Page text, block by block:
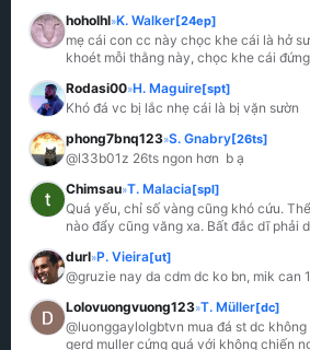
hoholhl»K. Walker[24ep]
mẹ cái con cc này chọc khe cái là hở
khoét mỗi thằng này, chọc khe cái
Rodasi00»H. Maguire[spt]
Khó đá vc bị lắc nhẹ cái là bị vặn sườn
phong7bnq123»S. Gnabry[26ts]
@l33b01z 26ts ngon hơn  b ạ
Chimsau»T. Malacia[spl]
Quá yếu, chỉ số vàng cũng khó cứu.
nào đẩy cũng văng xa. Bất đắc dĩ phải
durl»P. Vieira[ut]
@gruzie nay da cdm dc ko bn, mik can
Lolovuongvuong123»T. Müller[dc]
@luonggaylolgbtvn mua đá st dc
gerd muller cứng quá với không chiến